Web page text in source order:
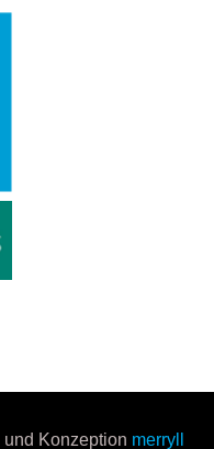
und Konzeption merryll